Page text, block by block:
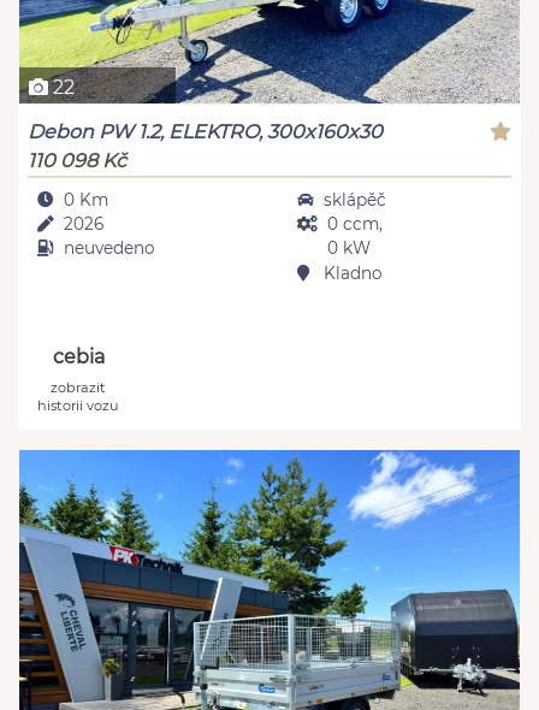
22
Debon PW 1.2, ELEKTRO, 300x160x30
110 098 Kč
0 Km
2026
neuvedeno
sklápěč
0 ccm,
0 kW
Kladno
cebia
zobrazit
historii vozu